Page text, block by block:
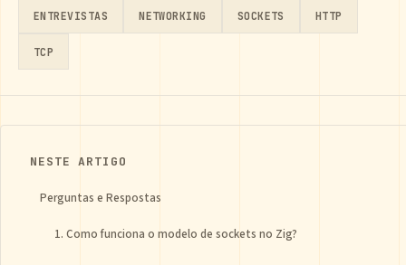
ENTREVISTAS NETWORKING SOCKETS HTTP
TCP
NESTE ARTIGO
Perguntas e Respostas
1. Como funciona o modelo de sockets no Zig?